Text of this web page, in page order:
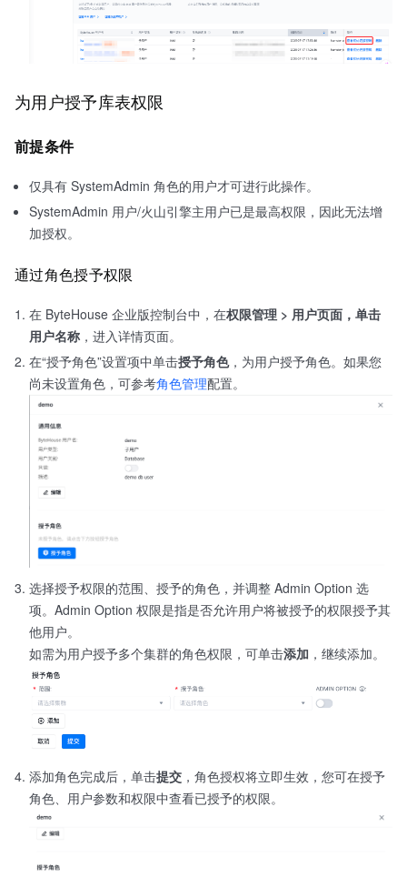
为用户授予库表权限
前提条件
仅具有 SystemAdmin 角色的用户才可进行此操作。
SystemAdmin 用户/火山引擎主用户已是最高权限，因此无法增
加授权。
通过角色授予权限
在 ByteHouse 企业版控制台中，在权限管理 > 用户页面，单击
用户名称 ，进入详情页面。
在“授予角色”设置项中单击授予角色，为用户授予角色。如果您
尚未设置角色，可参考角色管理配置。
选择授予权限的范围、授予的角色，并调整 Admin Option 选
项。Admin Option 权限是指是否允许用户将被授予的权限授予其
他用户。
如需为用户授予多个集群的角色权限，可单击添加 ，继续添加。
添加角色完成后，单击提交 ，角色授权将立即生效，您可在授予
角色、用户参数和权限中查看已授予的权限。